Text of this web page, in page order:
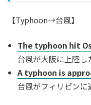
【Typhoon→台風】
The typhoon hit
台風が大阪に上陸し
A typhoon is
台風がフィリピンに